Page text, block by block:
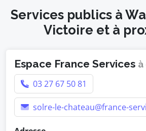
Services publics à
Victoire et à
Espace France Services à
03 27 67 50 81
solre-le-chateau@france-